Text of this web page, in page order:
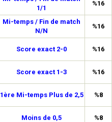
1/1
%16
Mi-temps / Fin de match
N/N
%16
Score exact 2-0 %16
Score exact 1-3 %16
1ère Mi-temps Plus de 2,5 %8
Moins de 0,5 %8